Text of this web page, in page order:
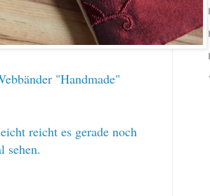
"Handmade"
reicht es gerade noch
sehen.